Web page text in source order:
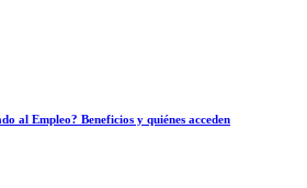
al Empleo? Beneficios y quiénes acceden